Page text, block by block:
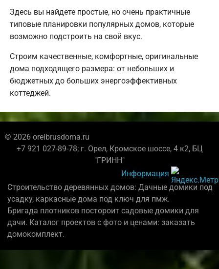
Здесь вы найдете простые, но очень практичные
типовые планировки популярных домов, которые
возможно подстроить на свой вкус.
Строим качественные, комфортные, оригинальные
дома подходящего размера: от небольших и
бюджетных до больших энергоэффективных
коттеджей.
© 2026 orelbrusdoma.ru
+7 921 027-89-78; г. Орел, Кромское шоссе, 4 к2, БЦ
"ГРИНН"
Информация
Строительство деревянных домов: Дачные домики под
усадку, каркасные дома под ключ для пмж.
Бригада плотников постороит садовые домики для
дачи. Каталог проектов с фото и ценами: заказать
домокомплект.